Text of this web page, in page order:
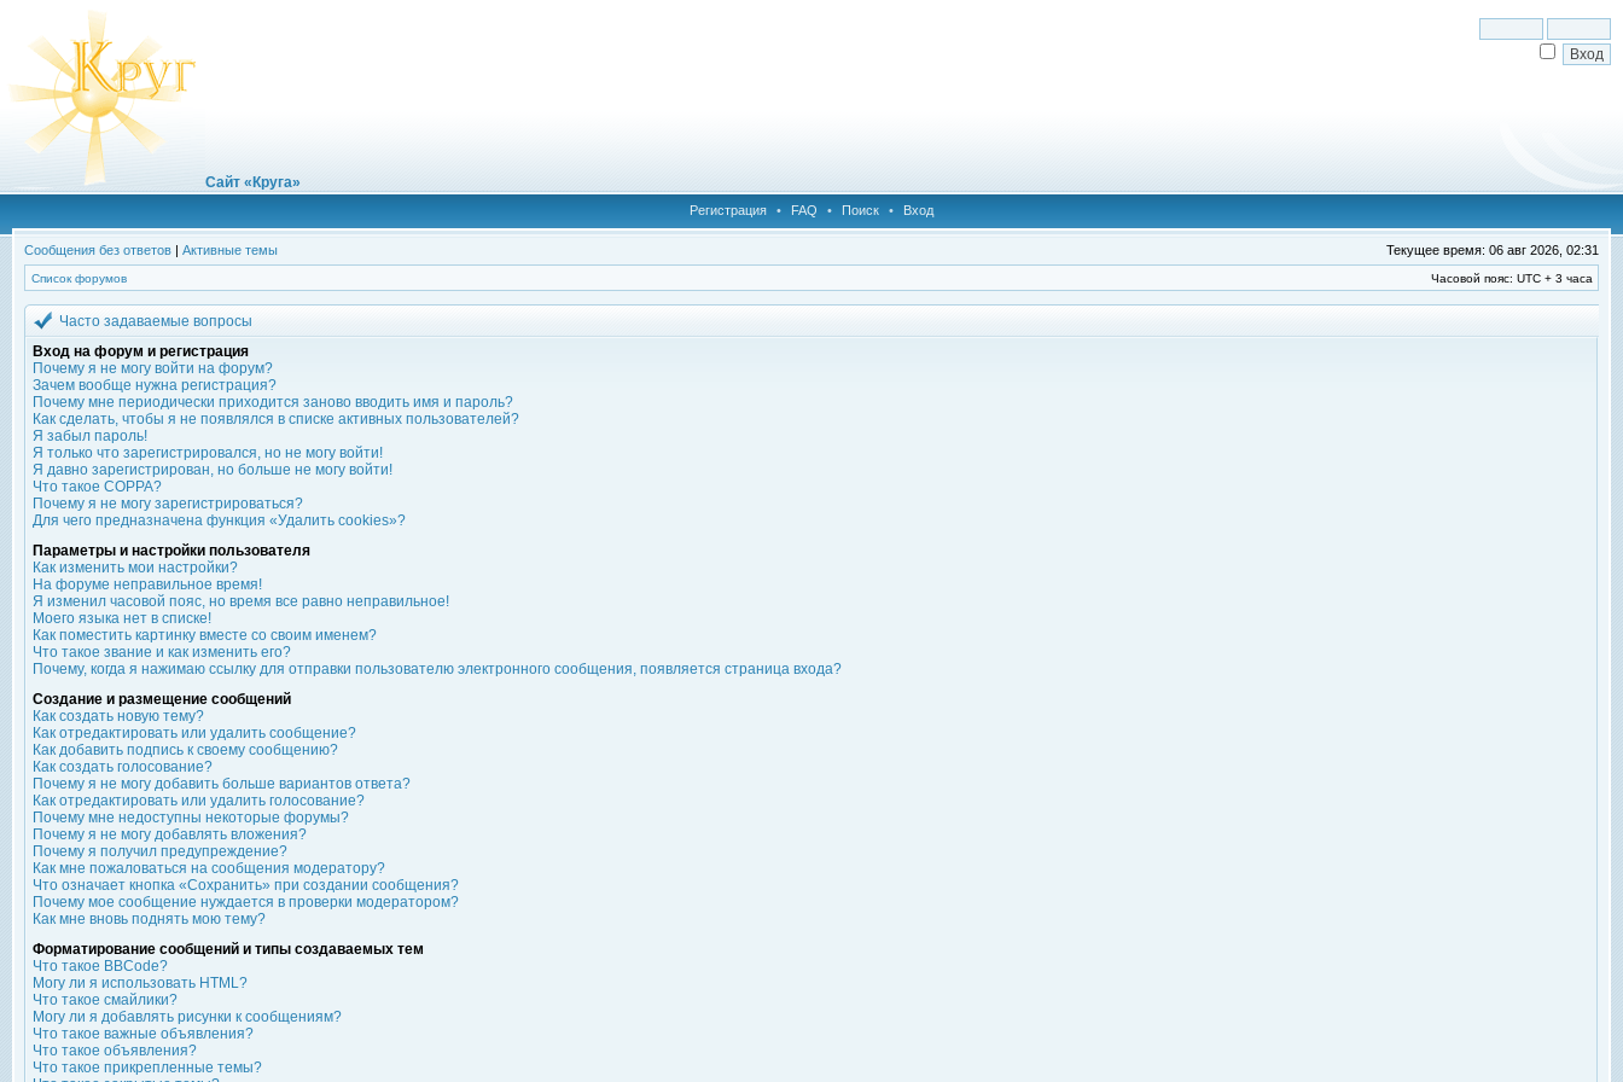
Сайт «Круга»
Регистрация • FAQ • Поиск • Вход
Сообщения без ответов | Активные темы Текущее время: 06 авг 2026, 02:31
Список форумов Часовой пояс: UTC + 3 часа
Часто задаваемые вопросы
Вход на форум и регистрация
Почему я не могу войти на форум?
Зачем вообще нужна регистрация?
Почему мне периодически приходится заново вводить имя и пароль?
Как сделать, чтобы я не появлялся в списке активных пользователей?
Я забыл пароль!
Я только что зарегистрировался, но не могу войти!
Я давно зарегистрирован, но больше не могу войти!
Что такое COPPA?
Почему я не могу зарегистрироваться?
Для чего предназначена функция «Удалить cookies»?
Параметры и настройки пользователя
Как изменить мои настройки?
На форуме неправильное время!
Я изменил часовой пояс, но время все равно неправильное!
Моего языка нет в списке!
Как поместить картинку вместе со своим именем?
Что такое звание и как изменить его?
Почему, когда я нажимаю ссылку для отправки пользователю электронного сообщения, появляется страница входа?
Создание и размещение сообщений
Как создать новую тему?
Как отредактировать или удалить сообщение?
Как добавить подпись к своему сообщению?
Как создать голосование?
Почему я не могу добавить больше вариантов ответа?
Как отредактировать или удалить голосование?
Почему мне недоступны некоторые форумы?
Почему я не могу добавлять вложения?
Почему я получил предупреждение?
Как мне пожаловаться на сообщения модератору?
Что означает кнопка «Сохранить» при создании сообщения?
Почему мое сообщение нуждается в проверки модератором?
Как мне вновь поднять мою тему?
Форматирование сообщений и типы создаваемых тем
Что такое BBCode?
Могу ли я использовать HTML?
Что такое смайлики?
Могу ли я добавлять рисунки к сообщениям?
Что такое важные объявления?
Что такое объявления?
Что такое прикрепленные темы?